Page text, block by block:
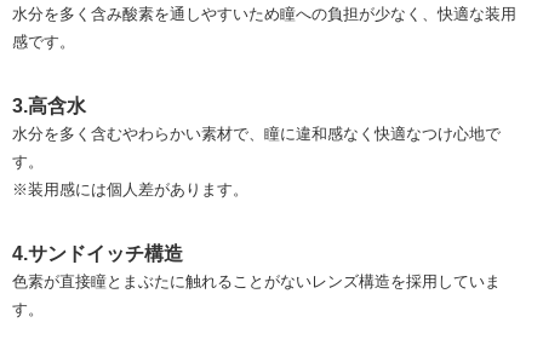
水分を多く含み酸素を通しやすいため瞳への負担が少なく、快適な装用
感です。
3.高含水
水分を多く含むやわらかい素材で、瞳に違和感なく快適なつけ心地で
す。
※装用感には個人差があります。
4.サンドイッチ構造
色素が直接瞳とまぶたに触れることがないレンズ構造を採用していま
す。